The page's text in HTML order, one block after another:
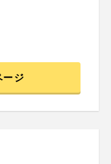
ージ